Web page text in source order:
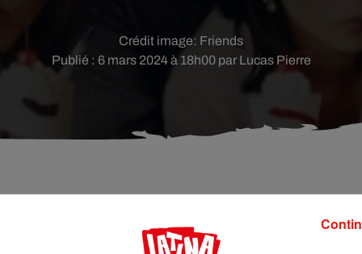
Publié : 6 mars 2024 à 18h00 par Lucas Pierre
Crédit image: Friends
détails à celui de la série Friends est